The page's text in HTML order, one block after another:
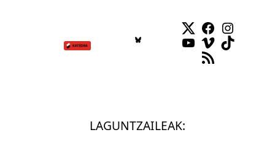
Twitter
Facebook
YouTube
VimeoTikTok
RSS Feed
LAGUNTZAILEAK: